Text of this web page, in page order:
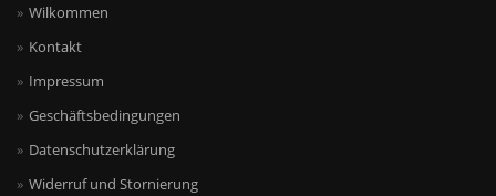
Wilkommen
Kontakt
Impressum
Geschäftsbedingungen
Datenschutzerklärung
Widerruf und Stornierung